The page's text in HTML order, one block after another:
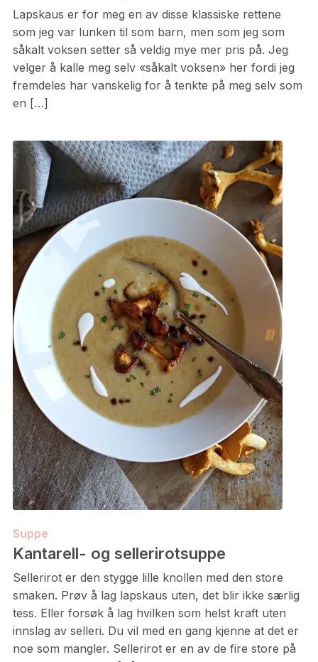
Lapskaus er for meg en av disse klassiske rettene
som jeg var lunken til som barn, men som jeg som
såkalt voksen setter så veldig mye mer pris på. Jeg
velger å kalle meg selv «såkalt voksen» her fordi jeg
fremdeles har vanskelig for å tenkte på meg selv som
en […]
Suppe
Kantarell- og sellerirotsuppe
Sellerirot er den stygge lille knollen med den store
smaken. Prøv å lag lapskaus uten, det blir ikke særlig
tess. Eller forsøk å lag hvilken som helst kraft uten
innslag av selleri. Du vil med en gang kjenne at det er
noe som mangler. Sellerirot er en av de fire store på